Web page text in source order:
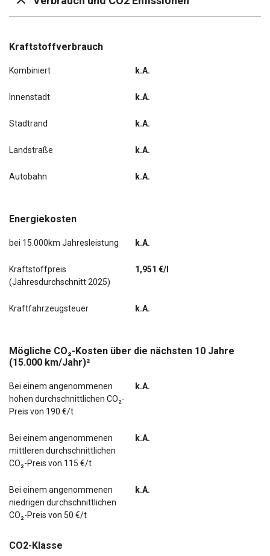
Kraftstoffverbrauch
Kombiniert k.A.
Innenstadt k.A.
Stadtrand k.A.
Landstraße k.A.
Autobahn k.A.
Energiekosten
bei 15.000km Jahresleistung k.A.
Kraftstoffpreis
(Jahresdurchschnitt 2025)
1,951 €/l
Kraftfahrzeugsteuer k.A.
Mögliche CO₂-Kosten über die nächsten 10 Jahre
(15.000 km/Jahr)²
Bei einem angenommenen
hohen durchschnittlichen CO₂-
Preis von 190 €/t
k.A.
Bei einem angenommenen
mittleren durchschnittlichen
CO₂-Preis von 115 €/t
k.A.
Bei einem angenommenen
niedrigen durchschnittlichen
CO₂-Preis von 50 €/t
k.A.
CO2-Klasse